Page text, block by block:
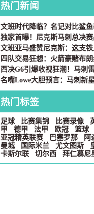
热门新闻
热门标签
足球 比赛集锦 比赛录像
甲
德甲 法甲 欧冠 篮球
亚冠精英联赛
巴塞罗那 阿
曼城
国际米兰 尤文图斯
卡斯尔联
切尔西 拜仁慕尼